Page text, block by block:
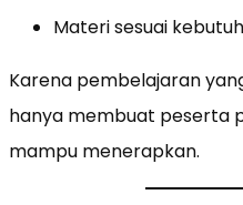
Materi sesuai
Karena pembelajaran
hanya membuat peserta
mampu menerapkan.